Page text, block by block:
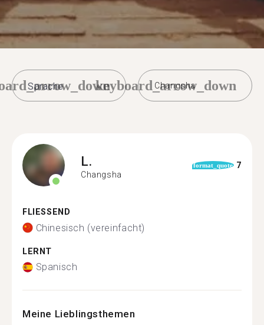
Changsha
keyboard_arrow_down
L.
Changsha
format_quote 7
FLIESSEND
Chinesisch (vereinfacht)
LERNT
Spanisch
Meine Lieblingsthemen